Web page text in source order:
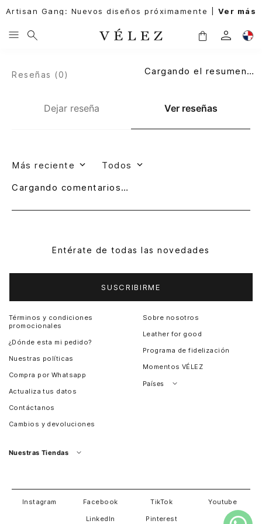
Artisan Gang: Nuevos diseños próximamente | Ver más
Dejar reseña Ver reseñas
Reseñas (0) Cargando el resumen…
Más reciente Todos
Cargando comentarios…
Entérate de todas las novedades
SUSCRIBIRME
Términos y condiciones
promocionales
¿Dónde esta mi pedido?
Nuestras políticas
Compra por Whatsapp
Actualiza tus datos
Contáctanos
Cambios y devoluciones
Sobre nosotros
Leather for good
Programa de fidelización
Momentos VÉLEZ
Países
Costa Rica
Nuestras Tiendas
Instagram
Facebook TikTok Youtube
LinkedIn Pinterest